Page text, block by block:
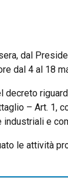
dal
dal 4 al 18
decreto
– Art. 1,
e
le attività